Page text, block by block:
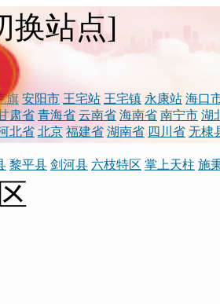
换站点]
旗 安阳市 王宅站 王宅镇 永康站 海口
肃省 青海省 云南省 海南省 南宁市 湖
北省 北京 福建省 湖南省 四川省 无棣
黎平县 剑河县 六枝特区 掌上天柱 施